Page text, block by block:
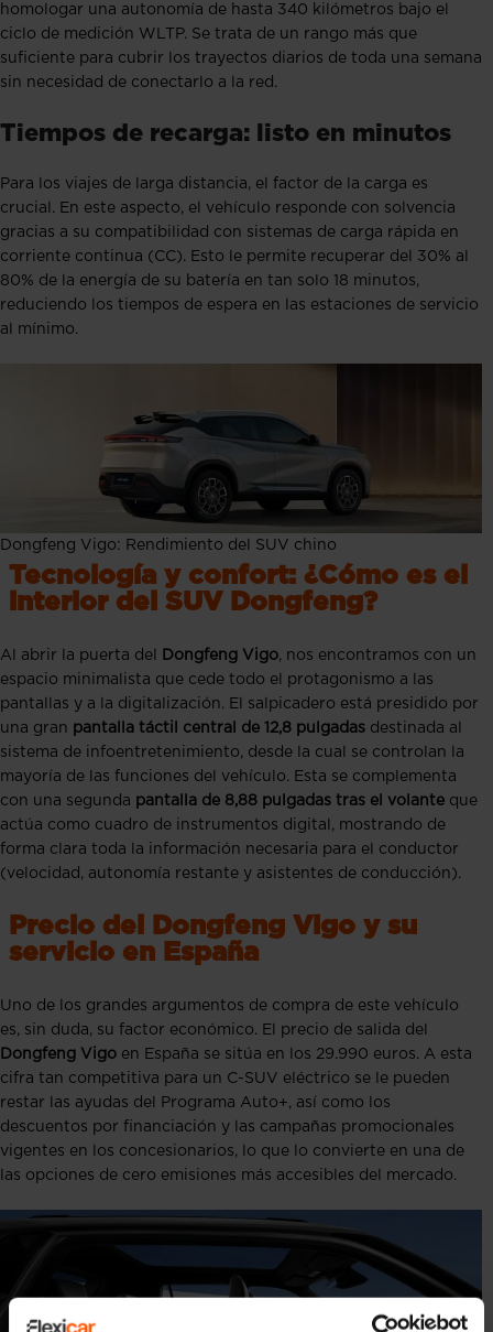
homologar una autonomía de hasta 340 kilómetros bajo el
ciclo de medición WLTP. Se trata de un rango más que
suficiente para cubrir los trayectos diarios de toda una semana
sin necesidad de conectarlo a la red.
Tiempos de recarga: listo en minutos
Para los viajes de larga distancia, el factor de la carga es
crucial. En este aspecto, el vehículo responde con solvencia
gracias a su compatibilidad con sistemas de carga rápida en
corriente continua (CC). Esto le permite recuperar del 30% al
80% de la energía de su batería en tan solo 18 minutos,
reduciendo los tiempos de espera en las estaciones de servicio
al mínimo.
Dongfeng Vigo: Rendimiento del SUV chino
Tecnología y confort: ¿Cómo es el
interior del SUV Dongfeng?
Al abrir la puerta del Dongfeng Vigo, nos encontramos con un
espacio minimalista que cede todo el protagonismo a las
pantallas y a la digitalización. El salpicadero está presidido por
una gran pantalla táctil central de 12,8 pulgadas destinada al
sistema de infoentretenimiento, desde la cual se controlan la
mayoría de las funciones del vehículo. Esta se complementa
con una segunda pantalla de 8,88 pulgadas tras el volante que
actúa como cuadro de instrumentos digital, mostrando de
forma clara toda la información necesaria para el conductor
(velocidad, autonomía restante y asistentes de conducción).
Precio del Dongfeng Vigo y su
servicio en España
Uno de los grandes argumentos de compra de este vehículo
es, sin duda, su factor económico. El precio de salida del
Dongfeng Vigo en España se sitúa en los 29.990 euros. A esta
cifra tan competitiva para un C-SUV eléctrico se le pueden
restar las ayudas del Programa Auto+, así como los
descuentos por financiación y las campañas promocionales
vigentes en los concesionarios, lo que lo convierte en una de
las opciones de cero emisiones más accesibles del mercado.